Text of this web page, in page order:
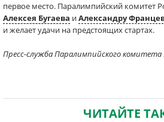
первое место. Паралимпийский комитет
Алексея Бугаева иАлександру
и желает удачи на предстоящих стартах.
Пресс-служба Паралимпийского комитета
ЧИТАЙТЕ